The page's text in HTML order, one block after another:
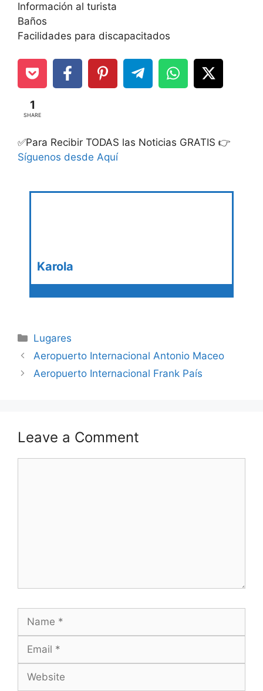
Información al turista
Baños
Facilidades para discapacitados
1
SHARE
✅Para Recibir TODAS las Noticias GRATIS 👉
Síguenos desde Aquí
Karola
Categories
Lugares
Aeropuerto Internacional Antonio Maceo
Aeropuerto Internacional Frank País
Leave a Comment